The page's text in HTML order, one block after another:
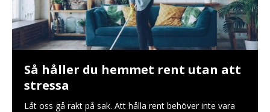
Så håller du hemmet rent utan att
stressa
Låt oss gå rakt på sak. Att hålla rent behöver inte vara